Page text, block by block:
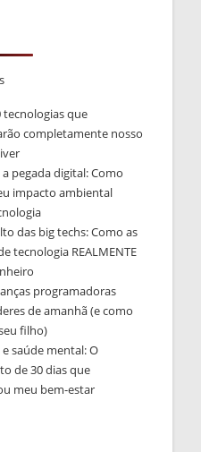
tecnologias que
completamente nosso
pegada digital: Como
impacto ambiental
das big techs: Como as
tecnologia REALMENTE
programadoras
de amanhã (e como
filho)
saúde mental: O
de 30 dias que
meu bem-estar